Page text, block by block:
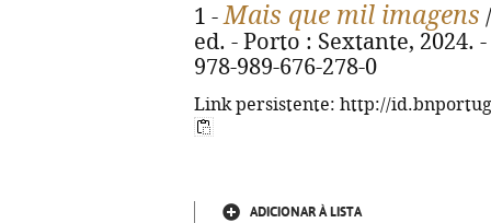
1 -Mais que mil imagens
ed. - Porto : Sextante, 2024.
978-989-676-278-0
Link persistente: http://
ADICIONAR À LISTA